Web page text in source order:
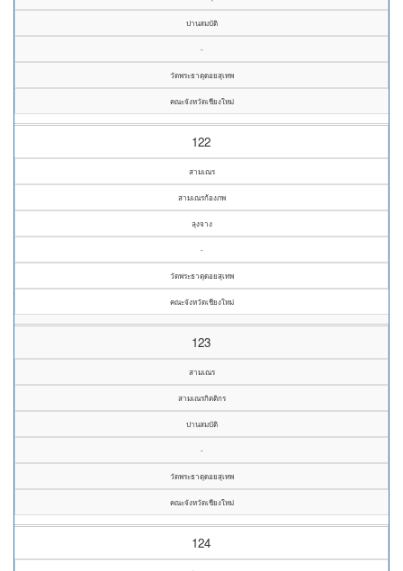
ปานสมบัติ
-
วัดพระธาตุดอยสุเทพ
คณะจังหวัดเชียงใหม่
122
สามเณร
สามเณรก้องภพ
ลุงจาง
-
วัดพระธาตุดอยสุเทพ
คณะจังหวัดเชียงใหม่
123
สามเณร
สามเณรกิตติกร
ปานสมบัติ
-
วัดพระธาตุดอยสุเทพ
คณะจังหวัดเชียงใหม่
124